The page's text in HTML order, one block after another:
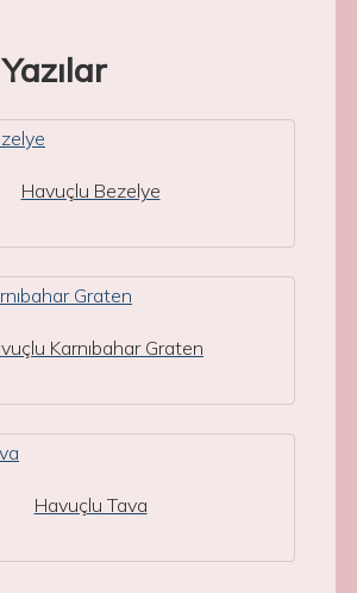
Havuçlu Bezelye
Karnıbahar Graten
Havuçlu Tava